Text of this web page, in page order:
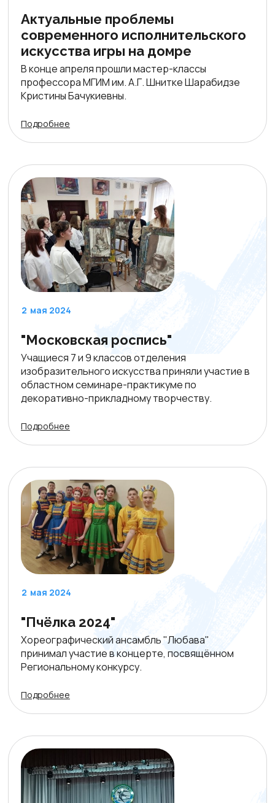
Актуальные проблемы
современного исполнительского
искусства игры на домре
В конце апреля прошли мастер-классы
профессора МГИМ им. А.Г. Шнитке Шарабидзе
Кристины Бачукиевны.
Подробнее
2 мая 2024
"Московская роспись"
Учащиеся 7 и 9 классов отделения
изобразительного искусства приняли участие в
областном семинаре-практикуме по
декоративно-прикладному творчеству.
Подробнее
2 мая 2024
"Пчёлка 2024"
Хореографический ансамбль "Любава"
принимал участие в концерте, посвящённом
Региональному конкурсу.
Подробнее